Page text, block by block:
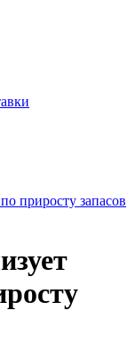
приросту запасов